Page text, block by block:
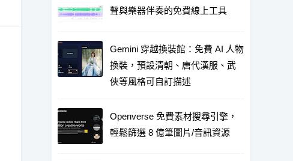
聲與樂器伴奏的免費線上工具
Gemini 穿越換裝館：免費 AI 人物
換裝，預設清朝、唐代漢服、武
俠等風格可自訂描述
Openverse 免費素材搜尋引擎，
輕鬆篩選 8 億筆圖片/音訊資源